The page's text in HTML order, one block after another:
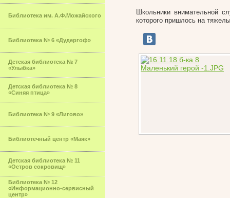
Библиотека им. А.Ф.Можайского
Библиотека № 6 «Дудергоф»
Детская библиотека № 7
«Улыбка»
Детская библиотека № 8
«Синяя птица»
Библиотека № 9 «Лигово»
Библиотечный центр «Маяк»
Детская библиотека № 11
«Остров сокровищ»
Библиотека № 12
«Информационно-сервисный
центр»
Школьники внимательной
которого пришлось на